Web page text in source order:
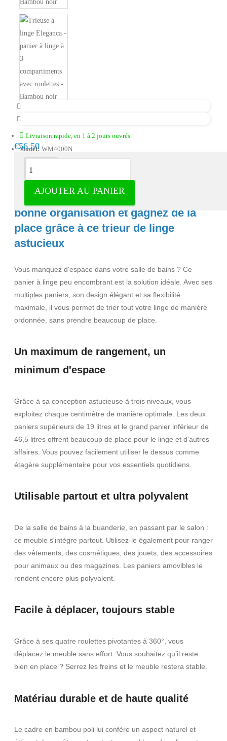
Livraison rapide, en 1 à 2 jours ouvrés
Model: WM4000N
€56.50
AJOUTER AU PANIER
Description
Créez une ambiance sereine, une
bonne organisation et gagnez de la
place grâce à ce trieur de linge
astucieux
Vous manquez d'espace dans votre salle de bains ? Ce
panier à linge peu encombrant est la solution idéale. Avec ses
multiples paniers, son design élégant et sa flexibilité
maximale, il vous permet de trier tout votre linge de manière
ordonnée, sans prendre beaucoup de place.
Un maximum de rangement, un
minimum d'espace
Grâce à sa conception astucieuse à trois niveaux, vous
exploitez chaque centimètre de manière optimale. Les deux
paniers supérieurs de 19 litres et le grand panier inférieur de
46,5 litres offrent beaucoup de place pour le linge et d'autres
affaires. Vous pouvez facilement utiliser le dessus comme
étagère supplémentaire pour vos essentiels quotidiens.
Utilisable partout et ultra polyvalent
De la salle de bains à la buanderie, en passant par le salon :
ce meuble s'intègre partout. Utilisez-le également pour ranger
des vêtements, des cosmétiques, des jouets, des accessoires
pour animaux ou des magazines. Les paniers amovibles le
rendent encore plus polyvalent.
Facile à déplacer, toujours stable
Grâce à ses quatre roulettes pivotantes à 360°, vous
déplacez le meuble sans effort. Vous souhaitez qu’il reste
bien en place ? Serrez les freins et le meuble restera stable.
Matériau durable et de haute qualité
Le cadre en bambou poli lui confère un aspect naturel et